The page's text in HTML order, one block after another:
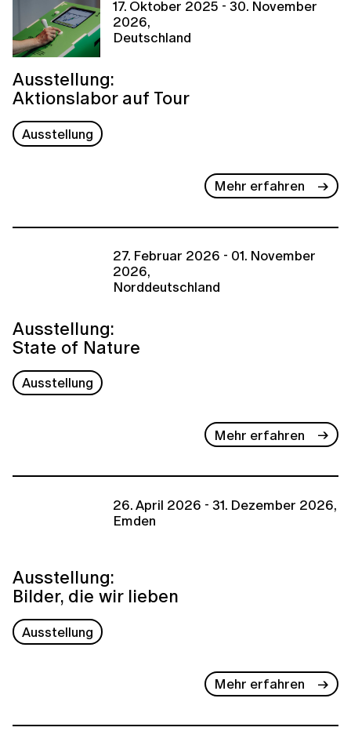
17. Oktober 2025 - 30. November
2026,
Deutschland
Ausstellung:
Aktionslabor auf Tour
Ausstellung
Mehr erfahren
27. Februar 2026 - 01. November
2026,
Norddeutschland
Ausstellung:
State of Nature
Ausstellung
Mehr erfahren
26. April 2026 - 31. Dezember 2026,
Emden
Ausstellung:
Bilder, die wir lieben
Ausstellung
Mehr erfahren